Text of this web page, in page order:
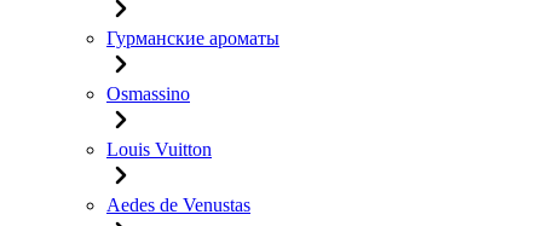
Гурманские ароматы
Osmassino
Louis Vuitton
Aedes de Venustas